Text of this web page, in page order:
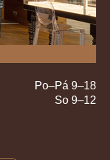
Po–Pá 9–18
So 9–12